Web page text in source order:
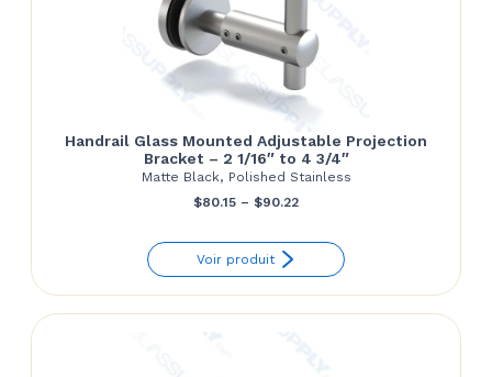
Handrail Glass Mounted Adjustable Projection
Bracket – 2 1/16″ to 4 3/4″
Matte Black, Polished Stainless
$80.15 – $90.22Price
through
Voir produit